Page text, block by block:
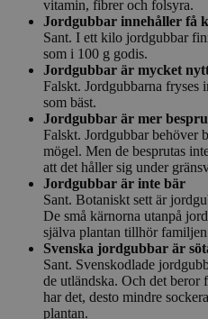
vitamin, fibrer och folsyra.
Jordgubbar innehåller få
Sant. I ett kilo jordgubbar
som i 100 g godis.
Jordgubbar är mycket
Falskt. Jordgubbarna fryses
som bäst.
Jordgubbar är mer
Falskt. Jordgubbar behöver
mögel. Men de besprutas
att det håller sig under
Jordgubbar är inte bär
Sant. Botaniskt sett är
De små kärnorna utanpå
själva plantan tillhör
Svenska jordgubbar är
Sant. Svenskodlade
de utländska. Och det beror
har det, desto mindre
plantan.